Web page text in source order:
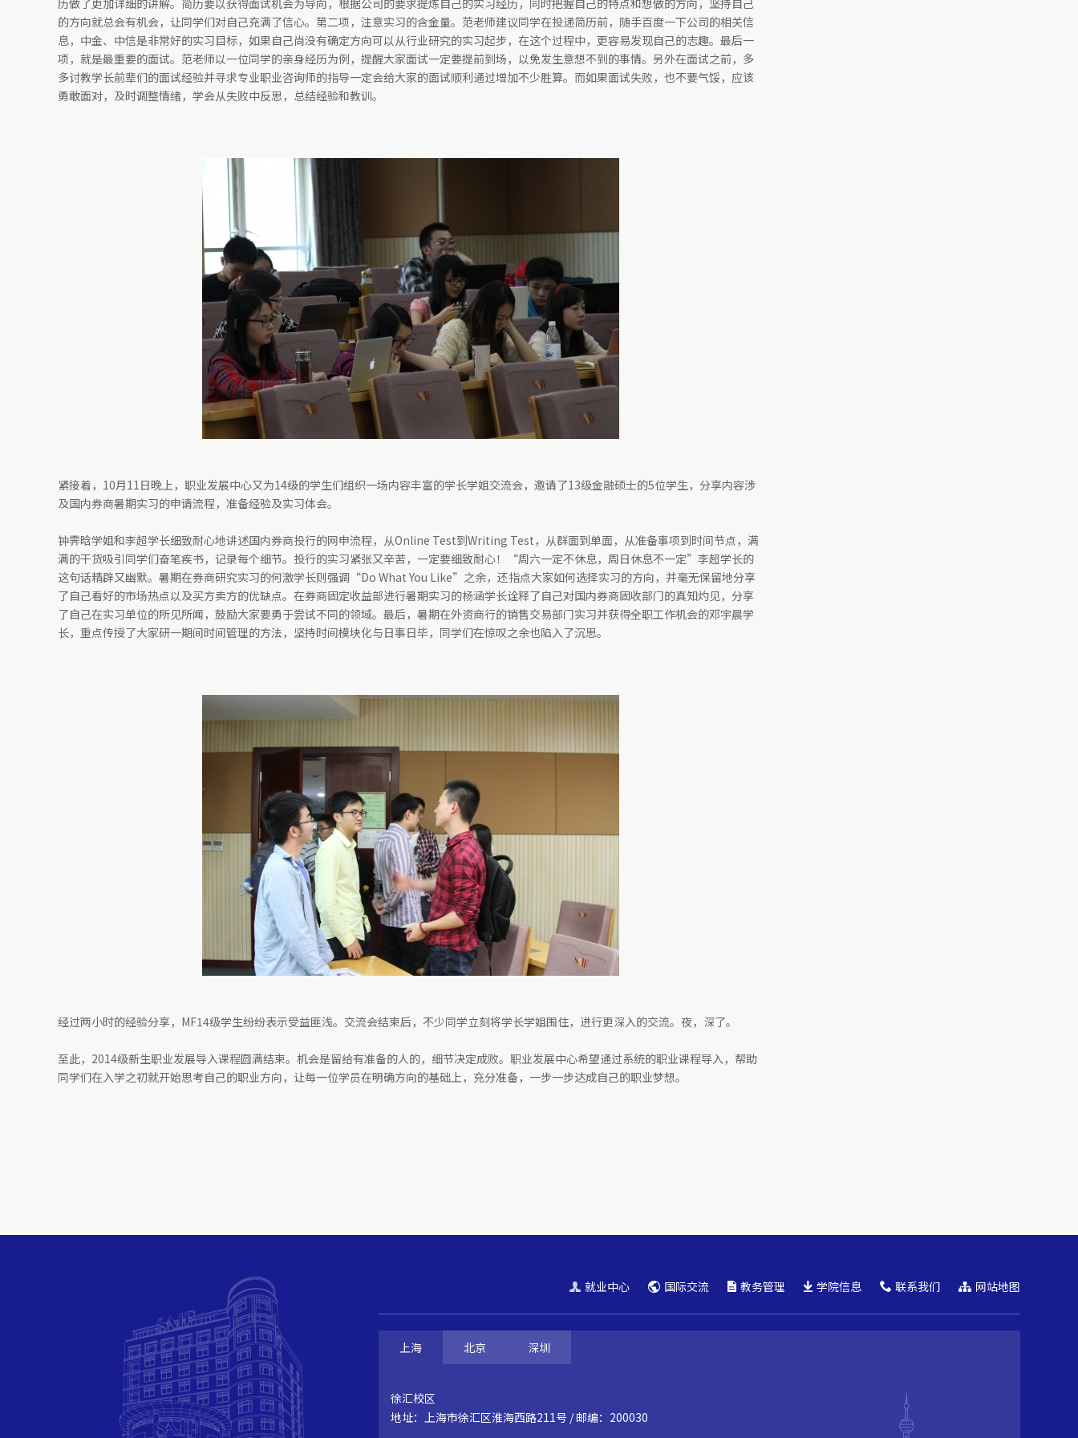
历做了更加详细的讲解。简历要以获得面试机会为导向，根据公司的要求提炼自己的实习经历，同时把握自己的特点和想做的方向，坚持自己
的方向就总会有机会，让同学们对自己充满了信心。第二项，注意实习的含金量。范老师建议同学在投递简历前，随手百度一下公司的相关信
息，中金、中信是非常好的实习目标，如果自己尚没有确定方向可以从行业研究的实习起步，在这个过程中，更容易发现自己的志趣。最后一
项，就是最重要的面试。范老师以一位同学的亲身经历为例，提醒大家面试一定要提前到场，以免发生意想不到的事情。另外在面试之前，多
多讨教学长前辈们的面试经验并寻求专业职业咨询师的指导一定会给大家的面试顺利通过增加不少胜算。而如果面试失败，也不要气馁，应该
勇敢面对，及时调整情绪，学会从失败中反思，总结经验和教训。
紧接着，10月11日晚上，职业发展中心又为14级的学生们组织一场内容丰富的学长学姐交流会，邀请了13级金融硕士的5位学生，分享内容涉
及国内券商暑期实习的申请流程，准备经验及实习体会。
钟霁晗学姐和李超学长细致耐心地讲述国内券商投行的网申流程，从Online Test到Writing Test，从群面到单面，从准备事项到时间节点，满
满的干货吸引同学们奋笔疾书，记录每个细节。投行的实习紧张又辛苦，一定要细致耐心！“周六一定不休息，周日休息不一定”李超学长的
这句话精辟又幽默。暑期在券商研究实习的何激学长则强调“Do What You Like”之余，还指点大家如何选择实习的方向，并毫无保留地分享
了自己看好的市场热点以及买方卖方的优缺点。在券商固定收益部进行暑期实习的杨涵学长诠释了自己对国内券商固收部门的真知灼见，分享
了自己在实习单位的所见所闻，鼓励大家要勇于尝试不同的领域。最后，暑期在外资商行的销售交易部门实习并获得全职工作机会的邓宇晨学
长，重点传授了大家研一期间时间管理的方法，坚持时间模块化与日事日毕，同学们在惊叹之余也陷入了沉思。
经过两小时的经验分享，MF14级学生纷纷表示受益匪浅。交流会结束后，不少同学立刻将学长学姐围住，进行更深入的交流。夜，深了。
至此，2014级新生职业发展导入课程圆满结束。机会是留给有准备的人的，细节决定成败。职业发展中心希望通过系统的职业课程导入，帮助
同学们在入学之初就开始思考自己的职业方向，让每一位学员在明确方向的基础上，充分准备，一步一步达成自己的职业梦想。
就业中心 国际交流 教务管理 学院信息 联系我们 网站地图
上海 北京 深圳
徐汇校区
地址：上海市徐汇区淮海西路211号 / 邮编：200030